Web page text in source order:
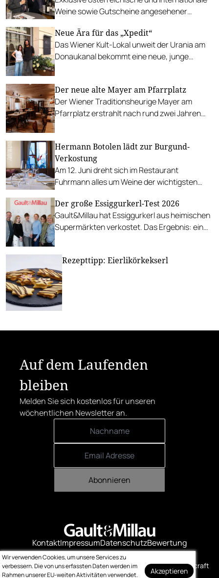
Weine sowie Gutscheine angesehener
unter den Hammer.
Neue Ära für das „Xpedit“
Das Wiener Kult-Lokal unweit der Urania am
Donaukanal bekommt eine neue, junge
Der neue alte Mayer am Pfarrplatz
Der Wiener Traditionsheurige Mayer am
Pfarrplatz erstrahlt nach rund zwei Jahren
Identität verloren.
Hermann Botolen lädt zur Burgund-
Verkostung
Am 12. Juni dreht sich im Restaurant
Fuhrmann alles um Weine der wichtigsten
Der große Essiggurkerl-Test 2026
Gault&Millau hat Essiggurkerl aus heimischen
Supermärkten verkostet. Das Ergebnis: ein
Rezepttipp: Eierlikörkekserl
Auf dem Laufenden
bleiben
Melden Sie sich kostenlos für unseren
wöchentlichen Newsletter an.
Abonnieren
KontaktImpressumDatenschutzBewertung
Logo-Downloads
© Gault & Millau Made with ❤️ by bitcraft
Wir verwenden Cookies, um unsere Services zu
verbessern. Die von uns erfassten Daten werden im
Rahmen unserer EU-weiten Aktivitäten verwendet.
Akzeptieren